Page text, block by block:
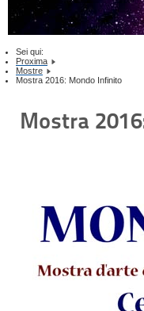
Sei qui:
Proxima
Mostre
Mostra 2016: Mondo Infinito
Mostra